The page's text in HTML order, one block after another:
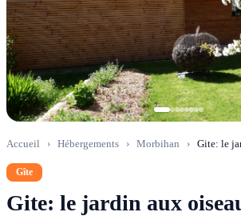
Accueil › Hébergements › Morbihan › Gite: le
Gîte
Gite: le jardin aux